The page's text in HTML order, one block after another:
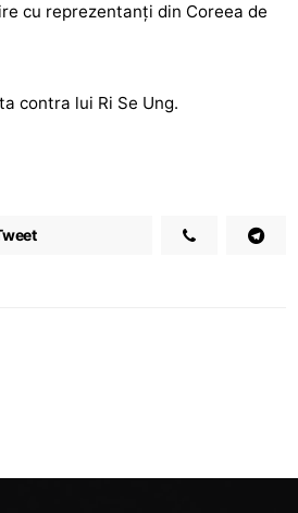
cu reprezentanți din Coreea de
contra lui Ri Se Ung.